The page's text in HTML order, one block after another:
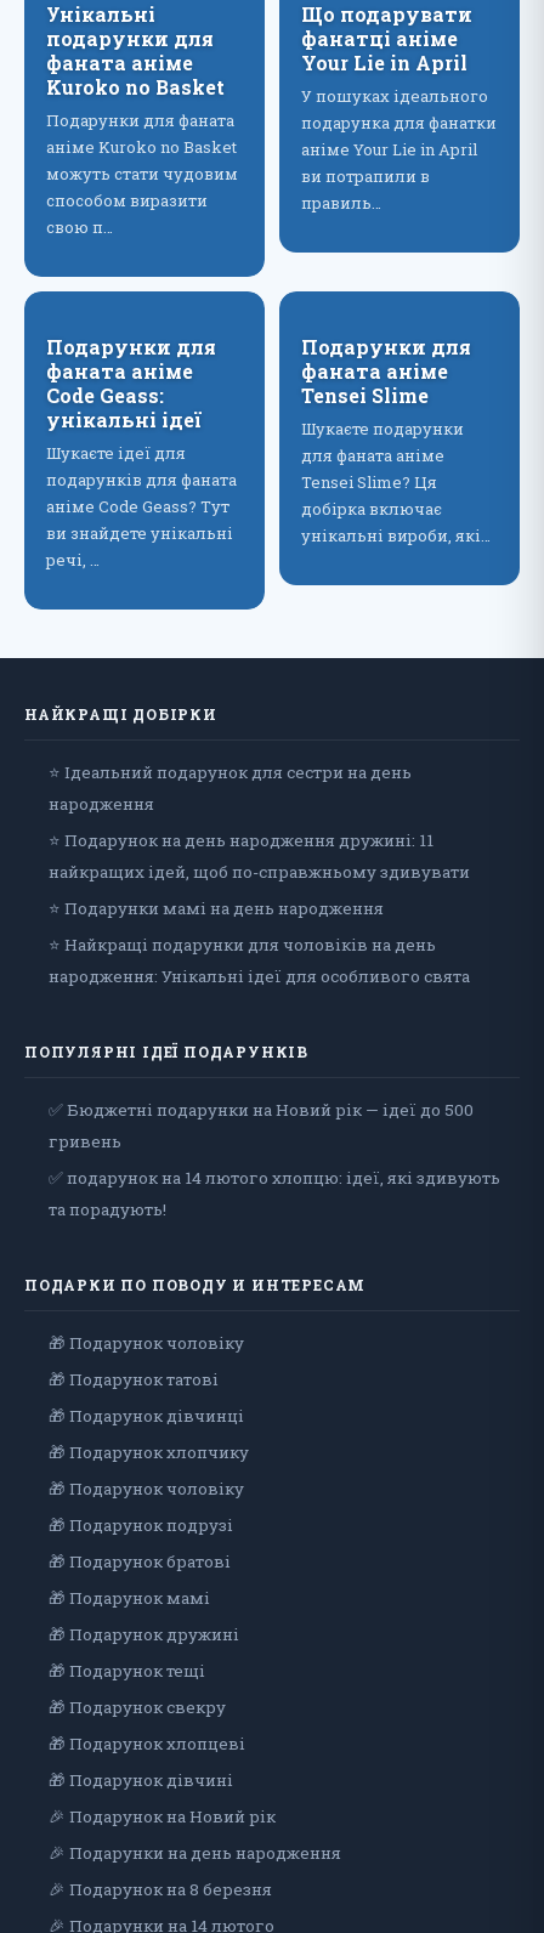
Унікальні
подарунки для
фаната аніме
Kuroko no Basket
Подарунки для фаната
аніме Kuroko no Basket
можуть стати чудовим
способом виразити
свою п…
Що подарувати
фанатці аніме
Your Lie in April
У пошуках ідеального
подарунка для фанатки
аніме Your Lie in April
ви потрапили в
правиль…
Подарунки для
фаната аніме
Code Geass:
унікальні ідеї
Шукаєте ідеї для
подарунків для фаната
аніме Code Geass? Тут
ви знайдете унікальні
речі, …
Подарунки для
фаната аніме
Tensei Slime
Шукаєте подарунки
для фаната аніме
Tensei Slime? Ця
добірка включає
унікальні вироби, які…
НАЙКРАЩІ ДОБІРКИ
⭐ Ідеальний подарунок для сестри на день
народження
⭐ Подарунок на день народження дружині: 11
найкращих ідей, щоб по-справжньому здивувати
⭐ Подарунки мамі на день народження
⭐ Найкращі подарунки для чоловіків на день
народження: Унікальні ідеї для особливого свята
ПОПУЛЯРНІ ІДЕЇ ПОДАРУНКІВ
✅ Бюджетні подарунки на Новий рік — ідеї до 500
гривень
✅ подарунок на 14 лютого хлопцю: ідеї, які здивують
та порадують!
ПОДАРКИ ПО ПОВОДУ И ИНТЕРЕСАМ
🎁 Подарунок чоловiку
🎁 Подарунок татові
🎁 Подарунок дівчинці
🎁 Подарунок хлопчику
🎁 Подарунок чоловіку
🎁 Подарунок подрузі
🎁 Подарунок братові
🎁 Подарунок мамі
🎁 Подарунок дружині
🎁 Подарунок тещі
🎁 Подарунок свекру
🎁 Подарунок хлопцеві
🎁 Подарунок дiвчинi
🎉 Подарунок на Новий рік
🎉 Подарунки на день народження
🎉 Подарунок на 8 березня
🎉 Подарунки на 14 лютого